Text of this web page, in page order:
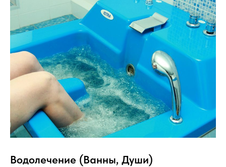
Водолечение (Ванны, Души)